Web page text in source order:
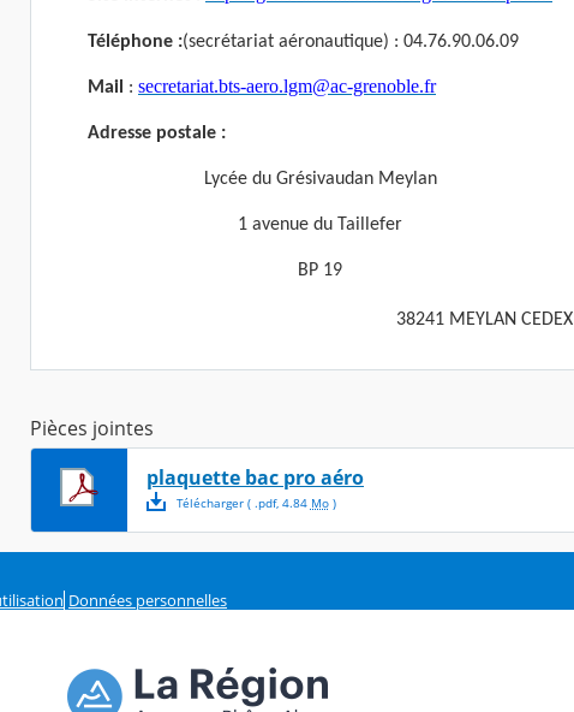
Téléphone :(secrétariat aéronautique) : 04.76.90.06.09
Mail : secretariat.bts-aero.lgm@ac-grenoble.fr
Adresse postale :
Lycée du Grésivaudan Meylan
1 avenue du Taillefer
BP 19
38241 MEYLAN CEDEX
Pièces jointes
plaquette bac pro aéro
Télécharger( .pdf, 4.84 Mo)
Données personnelles